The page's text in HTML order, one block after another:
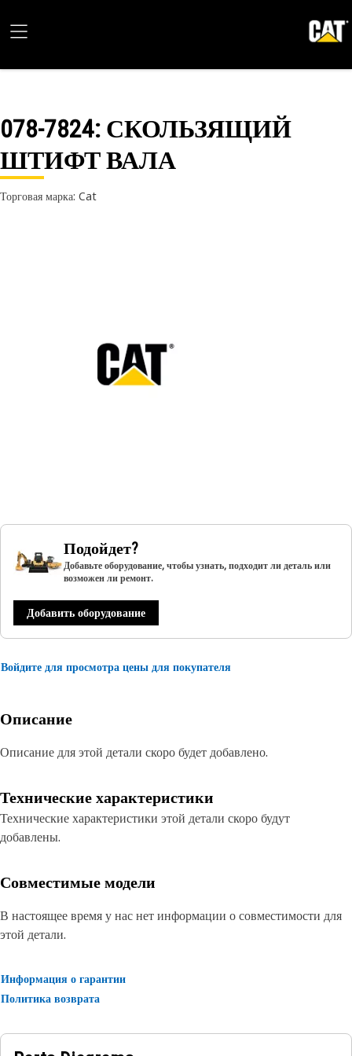
078-7824: СКОЛЬЗЯЩИЙ
ШТИФТ ВАЛА
Торговая марка: Cat
Подойдет?
Добавьте оборудование, чтобы узнать, подходит ли деталь или
возможен ли ремонт.
Добавить оборудование
Войдите для просмотра цены для покупателя
Описание
Описание для этой детали скоро будет добавлено.
Технические характеристики
Технические характеристики этой детали скоро будут
добавлены.
Совместимые модели
В настоящее время у нас нет информации о совместимости для
этой детали.
Информация о гарантии
Политика возврата